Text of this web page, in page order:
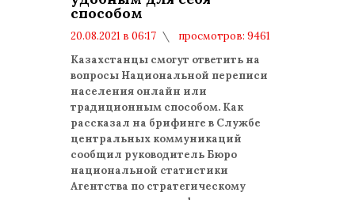
способом
20.08.2021 в 06:17
просмотров: 9461
Казахстанцы смогут ответить на
вопросы Национальной переписи
населения онлайн или
традиционным способом. Как
рассказал на брифинге в Службе
центральных коммуникаций
сообщил руководитель Бюро
национальной статистики
Агентства по стратегическому